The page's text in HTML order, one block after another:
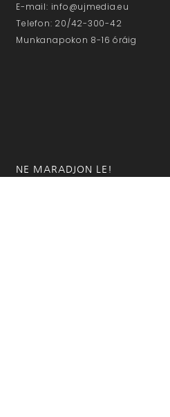
E-mail: info@ujmedia.eu
Telefon: 20/42-300-42
Munkanapokon 8-16 óráig
NE MARADJON LE!